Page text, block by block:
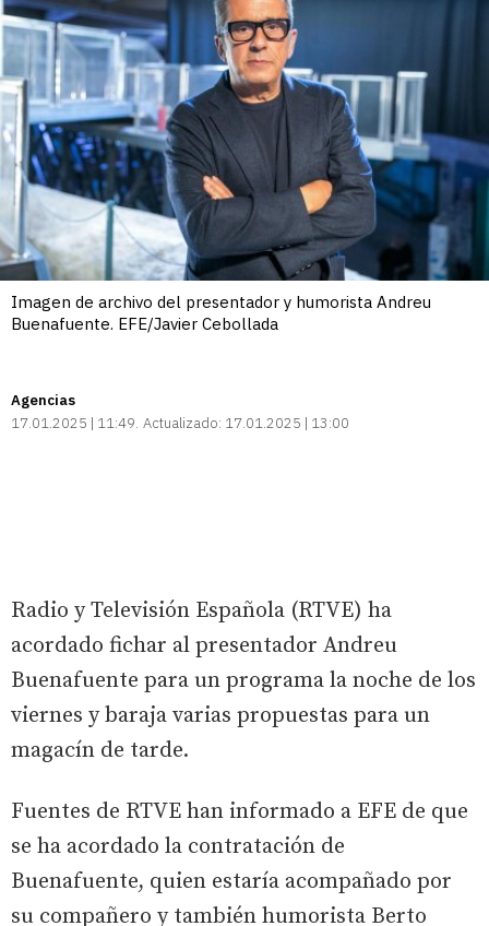
Imagen de archivo del presentador y humorista Andreu
Buenafuente. EFE/Javier Cebollada
Agencias
17.01.2025 | 11:49 Actualizado: 17.01.2025 | 13:00
Radio y Televisión Española (RTVE) ha
acordado fichar al presentador Andreu
Buenafuente para un programa la noche de los
viernes y baraja varias propuestas para un
magacín de tarde.
Fuentes de RTVE han informado a EFE de que
se ha acordado la contratación de
Buenafuente, quien estaría acompañado por
su compañero y también humorista Berto